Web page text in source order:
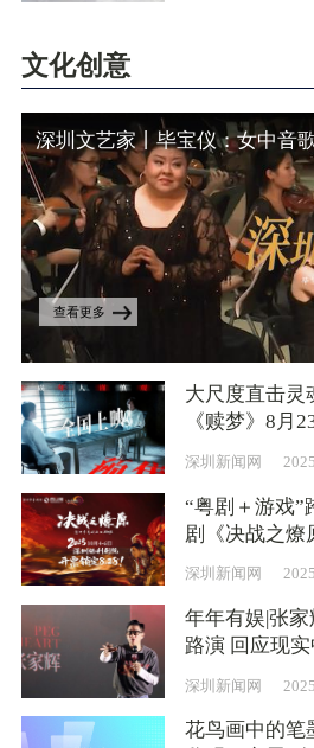
文化创意
深圳文艺家丨毕宝仪：女中音
查看更多
大尺度直击灵
《赎梦》8月
深圳新闻网
“粤剧＋游戏”
剧《决战之燎
深圳新闻网
年年有娱|张
路演 回应现
深圳新闻网
花鸟画中的